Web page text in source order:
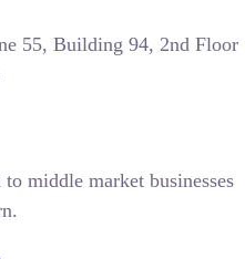
55, Building 94, 2nd Floor
middle market businesses